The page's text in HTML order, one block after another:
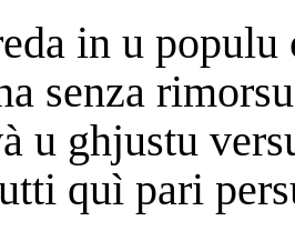
in u populu
senza
u ghjustu
quì pari